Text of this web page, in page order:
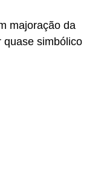
majoração da
quase simbólico